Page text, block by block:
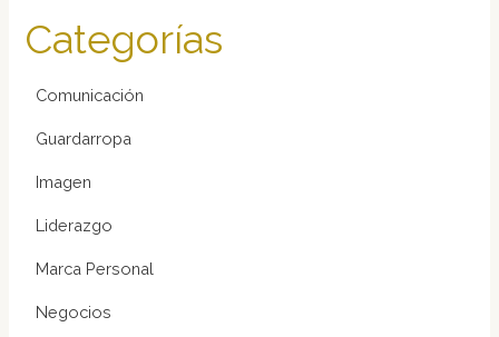
Categorías
Comunicación
Guardarropa
Imagen
Liderazgo
Marca Personal
Negocios